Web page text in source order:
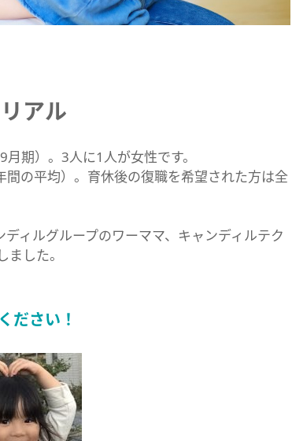
アル
期）。3人に1人が女性です。
の平均）。育休後の復職を希望された方は全
ィルグループのワーママ、キャンディルテク
した。
ださい！